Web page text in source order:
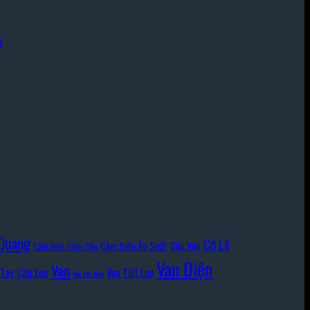
Cảm Biến Tiệm Cận Cảm Biến Áp Suất Cần Vặn Cờ Lê
Tay Cân Lực Van Van Khí Nén Van Tiết Lưu Van Điện